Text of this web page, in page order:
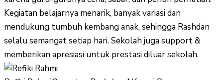
Kegiatan belajarnya menarik, banyak variasi dan
mendukung tumbuh kembang anak, sehingga Rashdan
selalu semangat setiap hari. Sekolah juga support &
memberikan apresiasi untuk prestasi diluar sekolah.